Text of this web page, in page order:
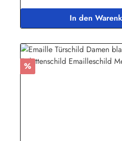
Binikowski
In den
Rabatt
%